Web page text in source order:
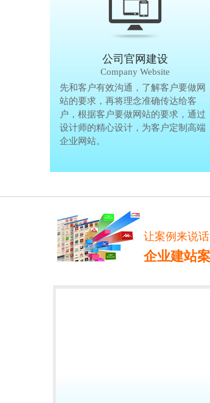
公司官网建设
Company Website
先和客户有效沟通，了解客户要做网
站的要求，再将理念准确传达给客
户，根据客户要做网站的要求，通过
设计师的精心设计，为客户定制高端
企业网站。
让案例来说话
企业建站